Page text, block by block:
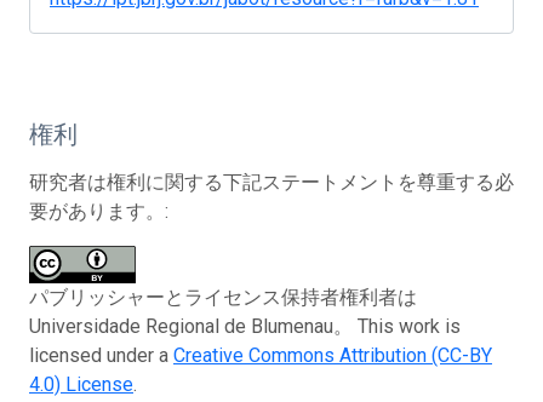
権利
研究者は権利に関する下記ステートメントを尊重する必
要があります。:
パブリッシャーとライセンス保持者権利者は
Universidade Regional de Blumenau。 This work is
licensed under a Creative Commons Attribution (CC-BY
4.0) License.